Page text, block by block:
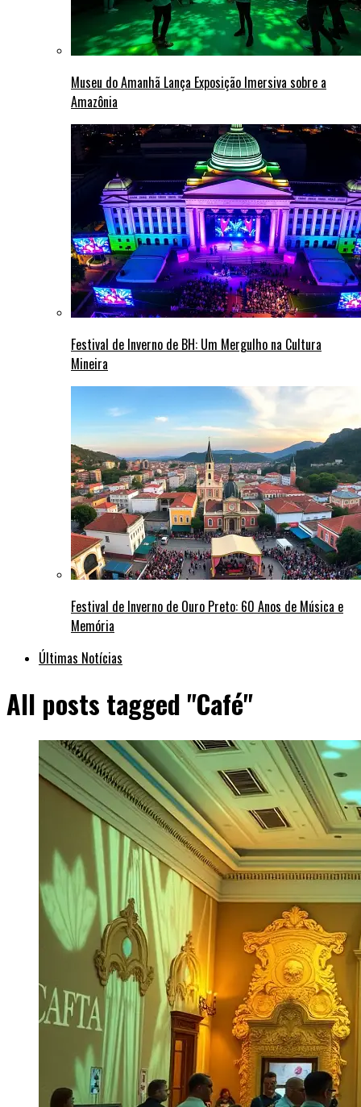
Museu do Amanhã Lança Exposição Imersiva sobre a
Amazônia
Festival de Inverno de BH: Um Mergulho na Cultura
Mineira
Festival de Inverno de Ouro Preto: 60 Anos de Música e
Memória
Últimas Notícias
All posts tagged "Café"